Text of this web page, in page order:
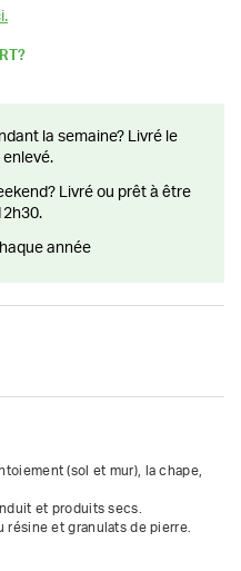
année
(sol et mur), la chape,
et produits secs.
résine et granulats de pierre.